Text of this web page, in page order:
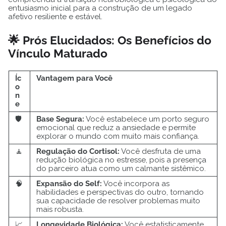
entusiasmo inicial para a construção de um legado
afetivo resiliente e estável.
🌟 Prós Elucidados: Os Benefícios do
Vínculo Maturado
Íc
o
n
e
Vantagem para Você
🛡️ Base Segura: Você estabelece um porto seguro
emocional que reduz a ansiedade e permite
explorar o mundo com muito mais confiança.
🧘
Regulação do Cortisol: Você desfruta de uma
redução biológica no estresse, pois a presença
do parceiro atua como um calmante sistêmico.
🧠
Expansão do Self: Você incorpora as
habilidades e perspectivas do outro, tornando
sua capacidade de resolver problemas muito
mais robusta.